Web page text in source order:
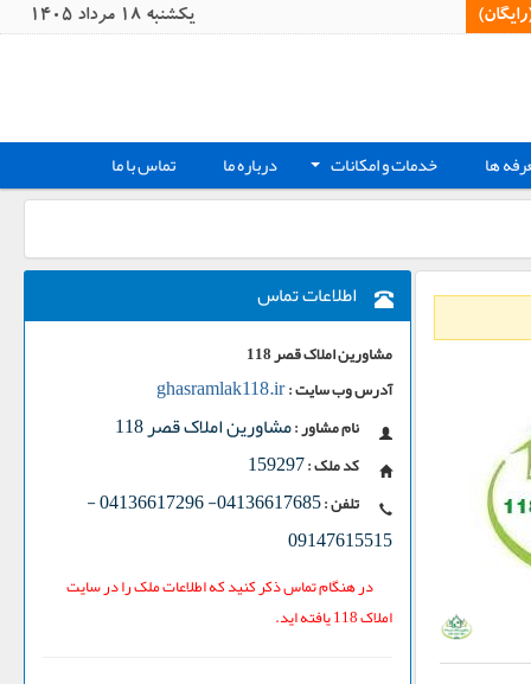
يکشنبه 18 مرداد 1405
ها + خدمات و امکانات درباره ما تماس با ما
اطلاعات تماس
مشاورین املاک قصر 118
آدرس وب سایت :ghasramlak118.ir
نام مشاور :مشاورین املاک قصر 118
کد ملک :159297
تلفن :04136617685- 04136617296
-
09147615515
در هنگام تماس ذکر کنید که اطلاعات ملک را در سایت
املاک 118 یافته اید.